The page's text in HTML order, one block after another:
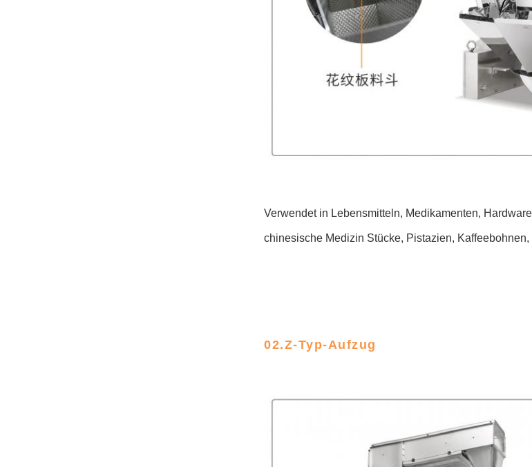
Verwendet in Lebensmitteln, Medikamenten,
chinesische Medizin Stücke, Pistazien,
02.Z-Typ-Aufzug